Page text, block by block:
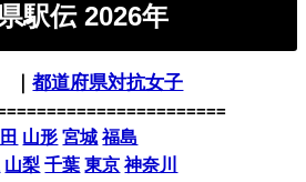
駅伝 2026年
｜都道府県対抗女子
山形 宮城 福島
山梨 千葉 東京 神奈川